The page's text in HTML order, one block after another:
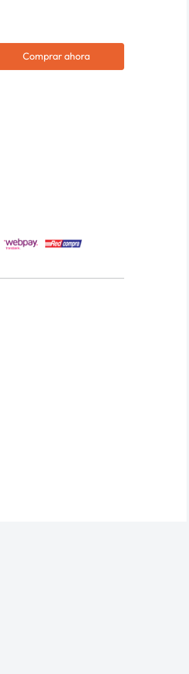
Comprar ahora